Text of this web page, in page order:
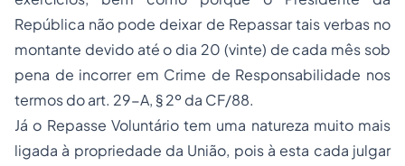
República não pode deixar de Repassar tais verbas no
montante devido até o dia 20 (vinte) de cada mês sob
pena de incorrer em Crime de Responsabilidade nos
termos do art. 29-A, § 2º da CF/88.
Já o Repasse Voluntário tem uma natureza muito mais
ligada à propriedade da União, pois à esta cada julgar